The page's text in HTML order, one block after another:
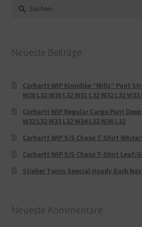
Suche
nach:
Neueste Beiträge
Carhartt WIP Klondike “Mills“ Pant
W28 L32 W30 L32 W31 L32 W32 L32
Carhartt WIP Regular Cargo Pant
W32 L32 W33 L32 W34 L32 W36 L32
Carhartt WIP S/S Chase T-Shirt White/
Carhartt WIP S/S Chase T-Shirt Leaf/
Stieber Twins Special Hoody Dark
Neueste Kommentare